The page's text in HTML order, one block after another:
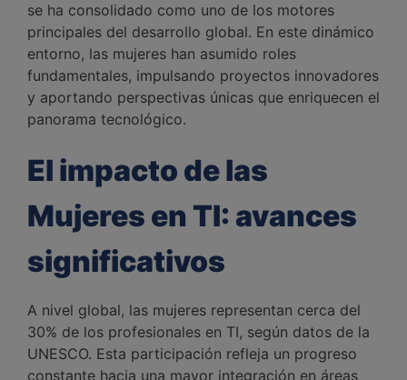
se ha consolidado como uno de los motores
principales del desarrollo global. En este dinámico
entorno, las mujeres han asumido roles
fundamentales, impulsando proyectos innovadores
y aportando perspectivas únicas que enriquecen el
panorama tecnológico.
El impacto de las
Mujeres en TI: avances
significativos
A nivel global, las mujeres representan cerca del
30% de los profesionales en TI, según datos de la
UNESCO. Esta participación refleja un progreso
constante hacia una mayor integración en áreas